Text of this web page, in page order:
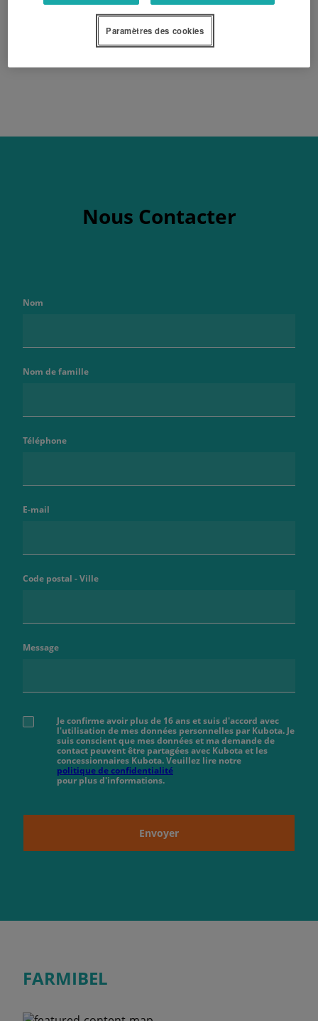
Série M5001 Low Profile
107 ch, Arceau, Mécanique
Nous Contacter
Nom
Nom de famille
Téléphone
E-mail
Code postal - Ville
Message
Je confirme avoir plus de 16 ans et suis d'accord avec
l'utilisation de mes données personnelles par Kubota. Je
suis conscient que mes données et ma demande de
contact peuvent être partagées avec Kubota et les
concessionnaires Kubota. Veuillez lire notre
politique de confidentialité
pour plus d'informations.
Envoyer
FARMIBEL
Paramètres des cookies